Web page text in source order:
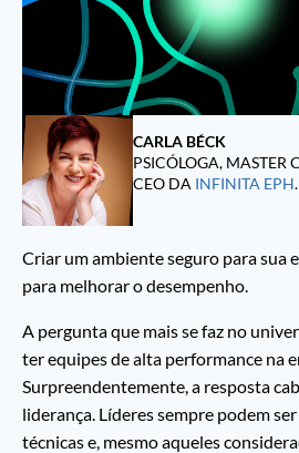
CARLA BÉCK
PSICÓLOGA, MASTER
CEO DA INFINITA EPH.
Criar um ambiente seguro para sua
para melhorar o desempenho.
A pergunta que mais se faz no
terequipes de alta performance na
Surpreendentemente, a resposta
liderança. Líderes sempre podem
técnicas e, mesmo aqueles